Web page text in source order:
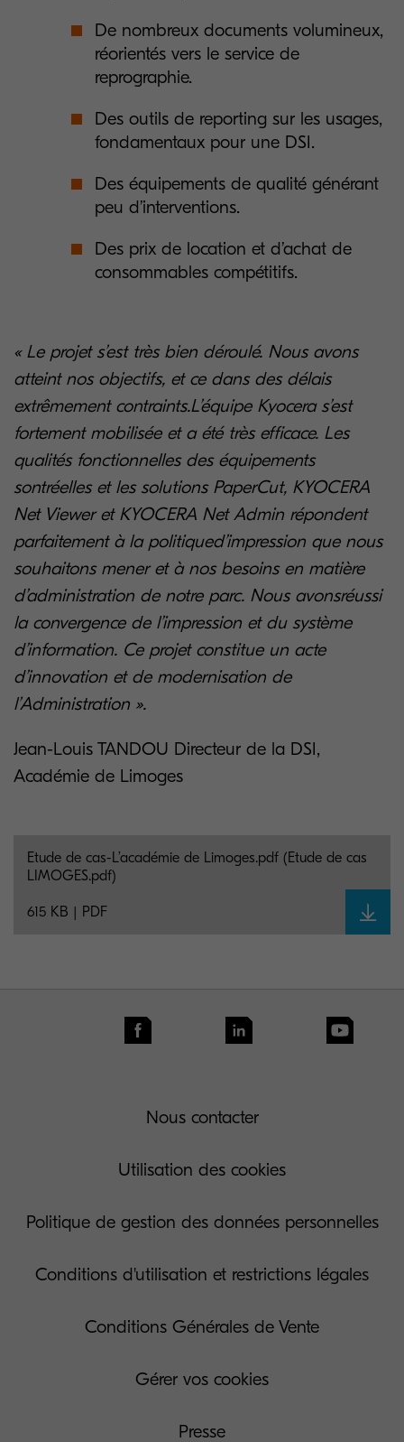
De nombreux documents volumineux,
réorientés vers le service de
reprographie.
Des outils de reporting sur les usages,
fondamentaux pour une DSI.
Des équipements de qualité générant
peu d’interventions.
Des prix de location et d’achat de
consommables compétitifs.
« Le projet s’est très bien déroulé. Nous avons
atteint nos objectifs, et ce dans des délais
extrêmement contraints.L’équipe Kyocera s’est
fortement mobilisée et a été très efficace. Les
qualités fonctionnelles des équipements
sontréelles et les solutions PaperCut, KYOCERA
Net Viewer et KYOCERA Net Admin répondent
parfaitement à la politiqued’impression que nous
souhaitons mener et à nos besoins en matière
d’administration de notre parc. Nous avonsréussi
la convergence de l’impression et du système
d’information. Ce projet constitue un acte
d’innovation et de modernisation de
l’Administration ».
Jean-Louis TANDOU Directeur de la DSI,
Académie de Limoges
Etude de cas-L’académie de Limoges.pdf (Etude de cas
LIMOGES.pdf)
615 KB | PDF
Nous contacter
Utilisation des cookies
Politique de gestion des données personnelles
Conditions d'utilisation et restrictions légales
Conditions Générales de Vente
Gérer vos cookies
Presse